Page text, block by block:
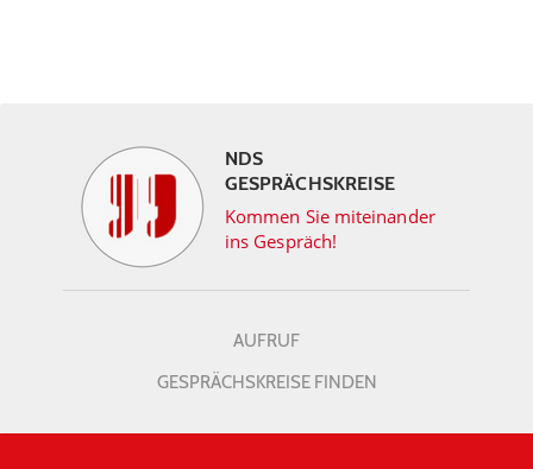
NDS
GESPRÄCHSKREISE
Kommen Sie miteinander
ins Gespräch!
AUFRUF
GESPRÄCHSKREISE FINDEN